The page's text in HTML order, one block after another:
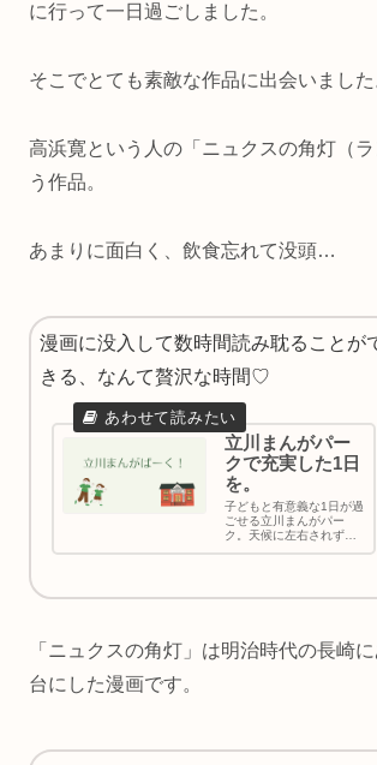
に行って一日過ごしました。
そこでとても素敵な作品に出会いました
高浜寛という人の「ニュクスの角灯（
う作品。
あまりに面白く、飲食忘れて没頭…
漫画に没入して数時間読み耽ることが
きる、なんて贅沢な時間♡
立川まんがパー
クで充実した1日
を。
子どもと有意義な1日が過
ごせる立川まんがパー
ク。天候に左右されず、
持って出かけまし...
「ニュクスの角灯」は明治時代の長崎
台にした漫画です。